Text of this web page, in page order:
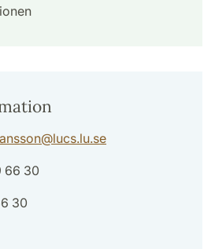
@lucs.lu.se
66 30
30